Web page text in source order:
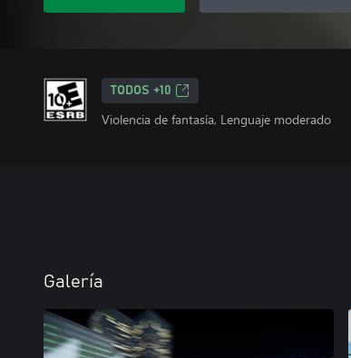
TODOS +10
Violencia de fantasía, Lenguaje moderado
Galería